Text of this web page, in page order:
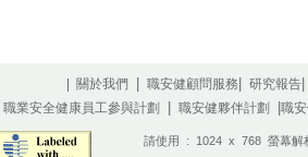
| 關於我們| 職安健顧問服務 研究報告
職業安全健康員工參與計劃 職安健夥伴計劃 職
請使用 : 1024 x 768 螢幕解